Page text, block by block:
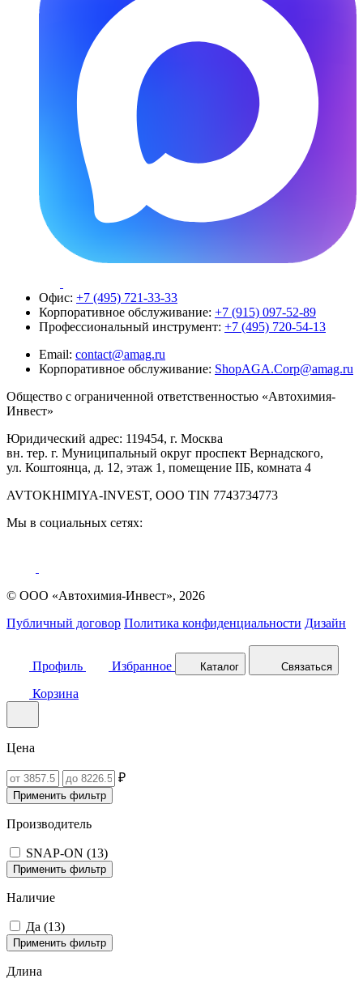
Офис: +7 (495) 721-33-33
Корпоративное обслуживание: +7 (915) 097-52-89
Профессиональный инструмент: +7 (495) 720-54-13
Email: contact@amag.ru
Корпоративное обслуживание: ShopAGA.Corp@amag.ru
Общество с ограниченной ответственностью «Автохимия-
Инвест»
Юридический адрес: 119454, г. Москва
вн. тер. г. Муниципальный округ проспект Вернадского,
ул. Коштоянца, д. 12, этаж 1, помещение IIБ, комната 4
AVTOKHIMIYA-INVEST, OOO TIN 7743734773
Мы в социальных сетях:
© ООО «Автохимия-Инвест», 2026
Публичный договор Политика конфиденциальности Дизайн
Профиль Избранное Каталог Связаться
Корзина
Цена
₽
Применить фильтр
Производитель
SNAP-ON (13)
Применить фильтр
Наличие
Да (13)
Применить фильтр
Длина